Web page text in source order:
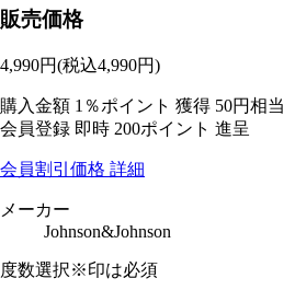
販売価格
4,990円(税込4,990円)
購入金額 1％ポイント 獲得 50円相当
会員登録 即時 200ポイント 進呈
会員割引価格 詳細
メーカー
Johnson&Johnson
度数選択※印は必須